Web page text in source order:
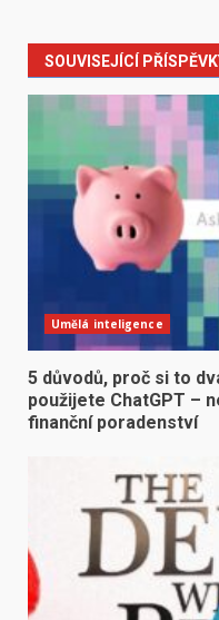
SOUVISEJÍCÍ
Umělá inteligence
5 důvodů, proč si to
použijete ChatGPT –
finanční poradenství